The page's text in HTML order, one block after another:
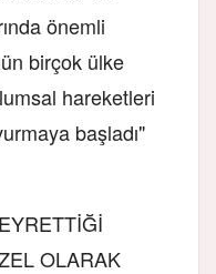
önemli
birçok ülke
hareketleri
başladı"
OLARAK